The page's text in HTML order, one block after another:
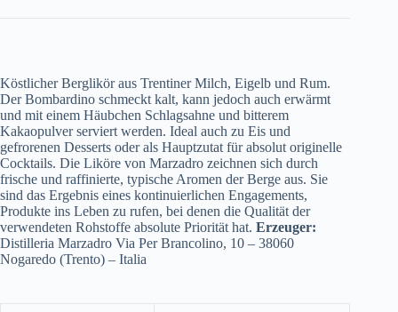
Köstlicher Berglikör aus Trentiner Milch, Eigelb und Rum.
Der Bombardino schmeckt kalt, kann jedoch auch erwärmt
und mit einem Häubchen Schlagsahne und bitterem
Kakaopulver serviert werden. Ideal auch zu Eis und
gefrorenen Desserts oder als Hauptzutat für absolut originelle
Cocktails. Die Liköre von Marzadro zeichnen sich durch
frische und raffinierte, typische Aromen der Berge aus. Sie
sind das Ergebnis eines kontinuierlichen Engagements,
Produkte ins Leben zu rufen, bei denen die Qualität der
verwendeten Rohstoffe absolute Priorität hat. Erzeuger:
Distilleria Marzadro Via Per Brancolino, 10 – 38060
Nogaredo (Trento) – Italia